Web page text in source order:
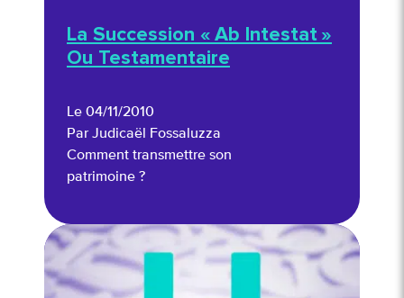
La Succession « Ab Intestat »
Ou Testamentaire
Le 04/11/2010
Par Judicaël Fossaluzza
Comment transmettre son
patrimoine ?